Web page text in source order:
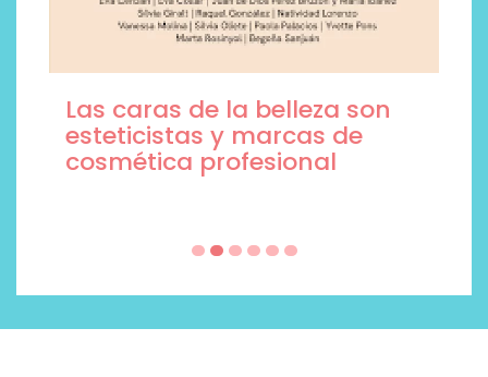
Las caras de la belleza son
esteticistas y marcas de
cosmética profesional